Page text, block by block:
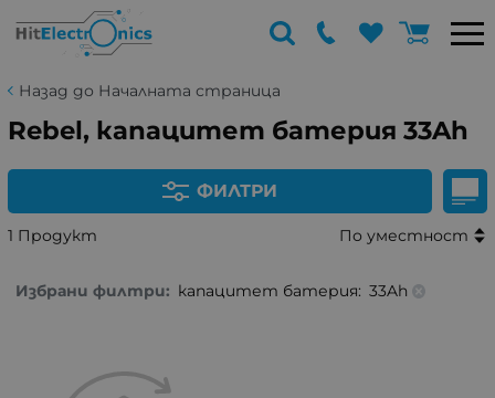
Назад до Началната страница
Rebel, капацитет батерия 33Ah
ФИЛТРИ
1 Продукт По уместност
Избрани филтри: капацитет батерия: 33Ah